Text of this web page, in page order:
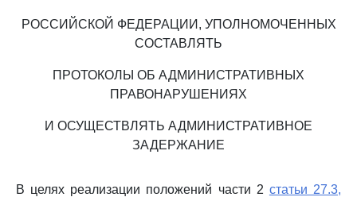
РОССИЙСКОЙ ФЕДЕРАЦИИ, УПОЛНОМОЧЕННЫХ
СОСТАВЛЯТЬ
ПРОТОКОЛЫ ОБ АДМИНИСТРАТИВНЫХ
ПРАВОНАРУШЕНИЯХ
И ОСУЩЕСТВЛЯТЬ АДМИНИСТРАТИВНОЕ
ЗАДЕРЖАНИЕ
В целях реализации положений части 2 статьи 27.3,